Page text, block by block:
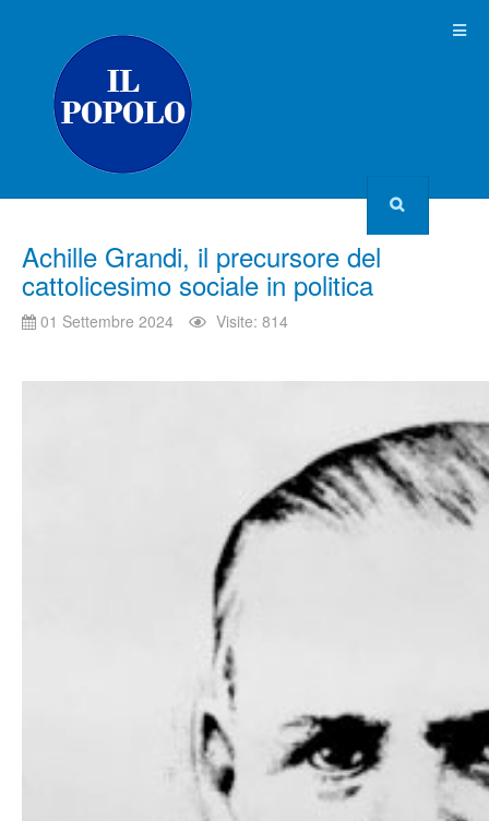
Achille Grandi, il precursore del
cattolicesimo sociale in politica
01 Settembre 2024 Visite: 814